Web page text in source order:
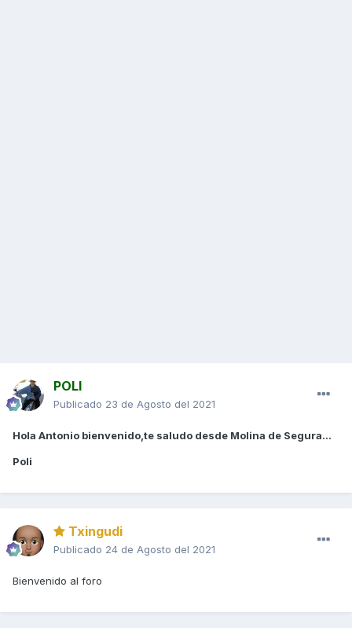
POLI
Publicado 23 de Agosto del 2021
Hola Antonio bienvenido,te saludo desde Molina de Segura...
Poli
Txingudi
Publicado 24 de Agosto del 2021
Bienvenido al foro